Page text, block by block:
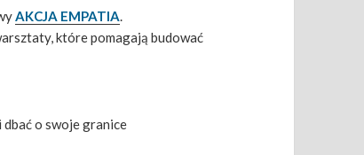
AKCJA EMPATIA.
które pomagają budować
dbać o swoje granice